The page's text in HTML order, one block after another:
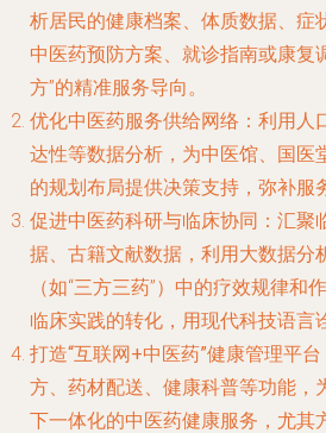
析居民的健康档案、体质数据、症
中医药预防方案、就诊指南或康复
方”的精准服务导向。
优化中医药服务供给网络 ：利用
达性等数据分析，为中医馆、国医
的规划布局提供决策支持，弥补服
促进中医药科研与临床协同 ：汇
据、古籍文献数据，利用大数据分
（如“三方三药”）中的疗效规律
临床实践的转化，用现代科技语言
打造“互联网+中医药”健康管理平台
方、药材配送、健康科普等功能，
下一体化的中医药健康服务，尤其